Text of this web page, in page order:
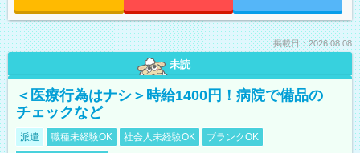
掲載日：2026.08.08
未読
＜医療行為はナシ＞時給1400円！病院で備品の
チェックなど
派遣 職種未経験OK 社会人未経験OK
ブランクOK